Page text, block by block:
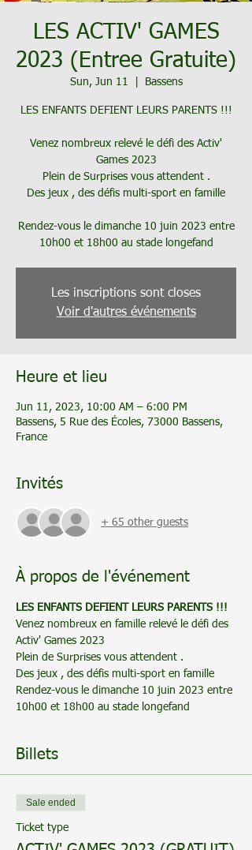
LES ACTIV' GAMES
2023 (Entree Gratuite)
Sun, Jun 11 Bassens
LES ENFANTS DEFIENT LEURS PARENTS !!!
Venez nombreux relevé le défi des Activ'
Games 2023
Plein de Surprises vous attendent .
Des jeux , des défis multi-sport en famille
Rendez-vous le dimanche 10 juin 2023 entre
10h00 et 18h00 au stade longefand
Les inscriptions sont closes
Voir d'autres événements
Heure et lieu
Jun 11, 2023, 10:00 AM – 6:00 PM
Bassens, 5 Rue des Écoles, 73000 Bassens,
France
Invités
+ 65 other guests
À propos de l'événement
LES ENFANTS DEFIENT LEURS PARENTS !!!
Venez nombreux en famille relevé le défi des
Activ' Games 2023
Plein de Surprises vous attendent .
Des jeux , des défis multi-sport en famille
Rendez-vous le dimanche 10 juin 2023 entre
10h00 et 18h00 au stade longefand
Billets
Sale ended
Ticket type